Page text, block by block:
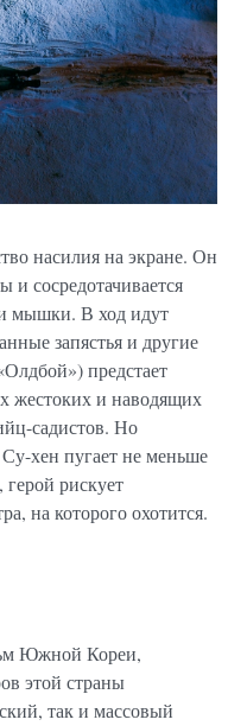
насилия на экране. Он
и сосредотачивается
мышки. В ход идут
запястья и другие
предстает
жестоких и наводящих
садистов. Но
хен пугает не меньше
рискует
на которого охотится.
Южной Кореи,
этой страны
так и массовый